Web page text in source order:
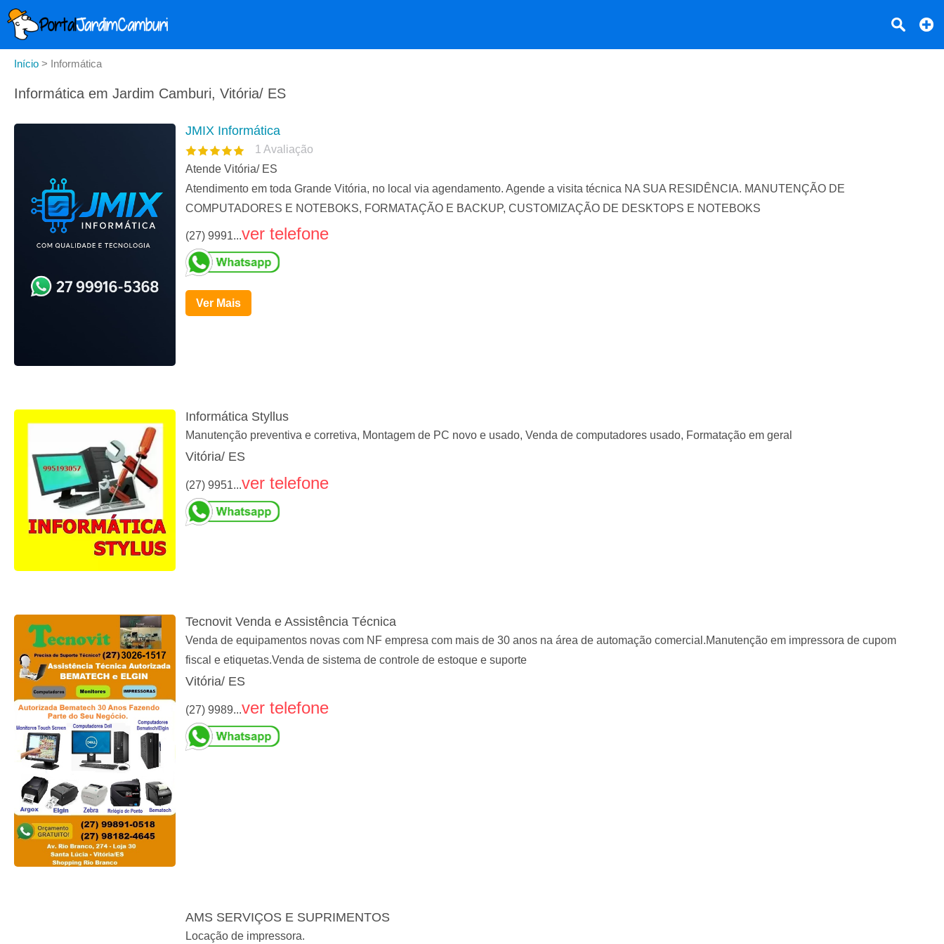
Início > Informática
Informática em Jardim Camburi, Vitória/ ES
JMIX Informática
1 Avaliação
Atende Vitória/ ES
Atendimento em toda Grande Vitória, no local via agendamento. Agende a visita técnica NA SUA RESIDÊNCIA. MANUTENÇÃO DE
COMPUTADORES E NOTEBOKS, FORMATAÇÃO E BACKUP, CUSTOMIZAÇÃO DE DESKTOPS E NOTEBOKS
(27) 9991...ver telefone
Ver Mais
Informática Styllus
Manutenção preventiva e corretiva, Montagem de PC novo e usado, Venda de computadores usado, Formatação em geral
Vitória/ ES
(27) 9951...ver telefone
Tecnovit Venda e Assistência Técnica
Venda de equipamentos novas com NF empresa com mais de 30 anos na área de automação comercial.Manutenção em impressora de cupom
fiscal e etiquetas.Venda de sistema de controle de estoque e suporte
Vitória/ ES
(27) 9989...ver telefone
AMS SERVIÇOS E SUPRIMENTOS
Locação de impressora.